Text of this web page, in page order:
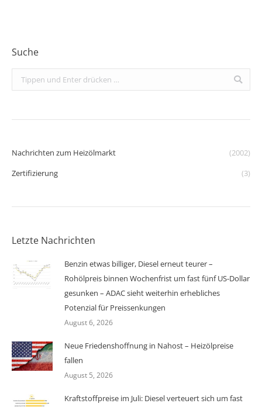
Suche
Search:
Nachrichten zum Heizölmarkt
(2002)
Zertifizierung
(3)
Letzte Nachrichten
Benzin etwas billiger, Diesel erneut teurer –
Rohölpreis binnen Wochenfrist um fast fünf US-Dollar
gesunken – ADAC sieht weiterhin erhebliches
Potenzial für Preissenkungen
August 6, 2026
Neue Friedenshoffnung in Nahost – Heizölpreise
fallen
August 5, 2026
Kraftstoffpreise im Juli: Diesel verteuert sich um fast